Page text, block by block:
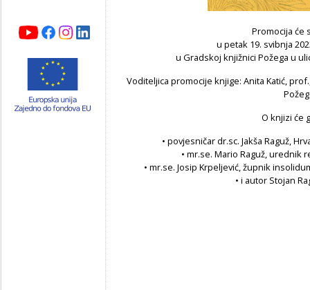
Promocija će
u petak 19. svibnja
u Gradskoj knjižnici Požega u
Voditeljica promocije knjige: Anita Katić,
O knjizi će
• povjesničar dr.sc. Jakša Raguž,
• mr.se. Mario Raguž, urednik
• mr.se. Josip Krpeljević, župnik
• i autor Stojan